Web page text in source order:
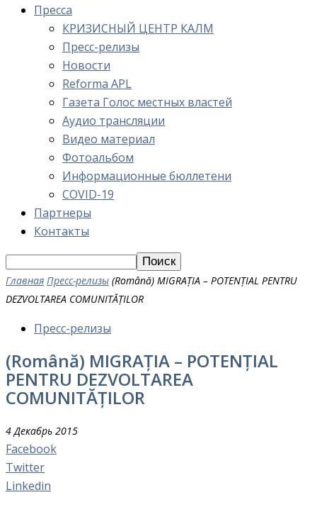
Пресса
КРИЗИСНЫЙ ЦЕНТР КАЛМ
Пресс-релизы
Новости
Reforma APL
Газета Голос местных властей
Аудио трансляции
Видео материал
Фотоальбом
Информационные бюллетени
COVID-19
Партнеры
Контакты
Главная Пресс-релизы (Română) MIGRAȚIA – POTENȚIAL PENTRU
DEZVOLTAREA COMUNITĂȚILOR
Пресс-релизы
(Română) MIGRAȚIA – POTENȚIAL
PENTRU DEZVOLTAREA
COMUNITĂȚILOR
4 Декабрь 2015
Facebook
Twitter
Linkedin